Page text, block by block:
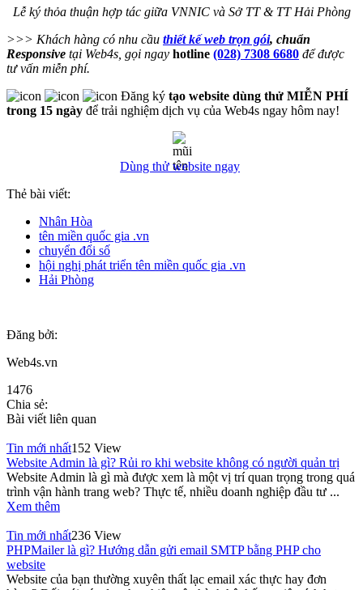
Lễ ký thỏa thuận hợp tác giữa VNNIC và Sở TT & TT Hải Phòng
>>> Khách hàng có nhu cầu thiết kế web trọn gói, chuẩn
Responsive tại Web4s, gọi ngay hotline (028) 7308 6680 để được
tư vấn miễn phí.
Đăng ký tạo website dùng thử MIỄN PHÍ
trong 15 ngày để trải nghiệm dịch vụ của Web4s ngay hôm nay!
Dùng thử website ngay
Thẻ bài viết:
Nhân Hòa
tên miền quốc gia .vn
chuyển đổi số
hội nghị phát triển tên miền quốc gia .vn
Hải Phòng
Đăng bởi:
Web4s.vn
1476
Chia sẻ:
Bài viết liên quan
Tin mới nhất152 View
Website Admin là gì? Rủi ro khi website không có người quản trị
Website Admin là gì mà được xem là một vị trí quan trọng trong quá
trình vận hành trang web? Thực tế, nhiều doanh nghiệp đầu tư ...
Xem thêm
Tin mới nhất236 View
PHPMailer là gì? Hướng dẫn gửi email SMTP bằng PHP cho
website
Website của bạn thường xuyên thất lạc email xác thực hay đơn